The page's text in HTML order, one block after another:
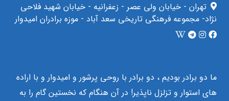
تهران - خیابان ولی عصر - زعفرانیه - خیابان شهید فلاحی
نژاد- مجموعه فرهنگی تاریخی سعد آباد - موزه برادران امیدوار
ما دو برادر بودیم ، دو برادر با روحی پرشور و امیدوار و با اراده
های استوار و تزلزل ناپذیر! در آن هنگام که نخستین گام را به